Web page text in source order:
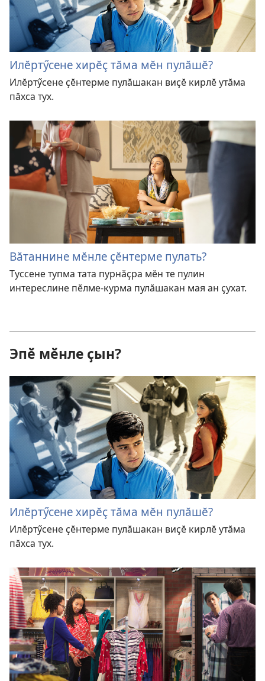
Илӗртӳсене хирӗҫ тӑма мӗн пулӑшӗ?
Илӗртӳсене ҫӗнтерме пулӑшакан виҫӗ кирлӗ утӑма
пӑхса тух.
Вӑтаннине мӗнле ҫӗнтерме пулать?
Туссене тупма тата пурнӑҫра мӗн те пулин
интереслине пӗлме-курма пулӑшакан мая ан ҫухат.
Эпӗ мӗнле ҫын?
Илӗртӳсене хирӗҫ тӑма мӗн пулӑшӗ?
Илӗртӳсене ҫӗнтерме пулӑшакан виҫӗ кирлӗ утӑма
пӑхса тух.